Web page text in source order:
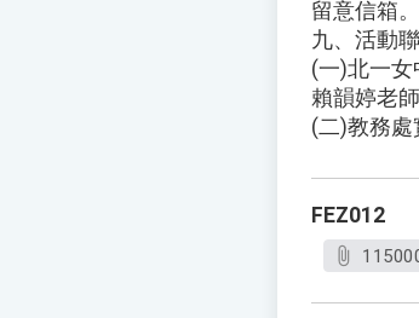
留意信箱。
九、活動
(一)北一女
賴韻婷老
(二)教務處
FEZ012